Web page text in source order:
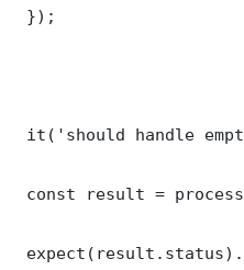
});
it('should handle
const result =